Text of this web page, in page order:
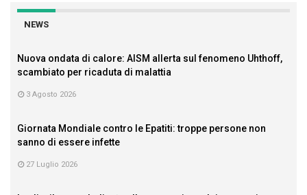
NEWS
Nuova ondata di calore: AISM allerta sul fenomeno Uhthoff,
scambiato per ricaduta di malattia
3 Agosto 2026
Giornata Mondiale contro le Epatiti: troppe persone non
sanno di essere infette
27 Luglio 2026